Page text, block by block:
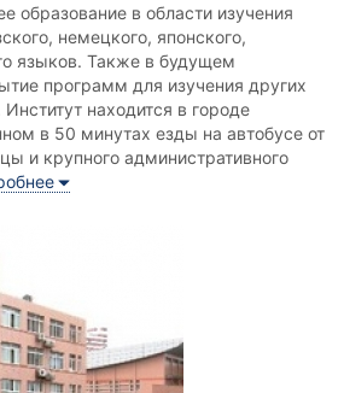
образование в области изучения
немецкого, японского,
языков. Также в будущем
программ для изучения других
находится в городе
в 50 минутах езды на автобусе от
и крупного административного